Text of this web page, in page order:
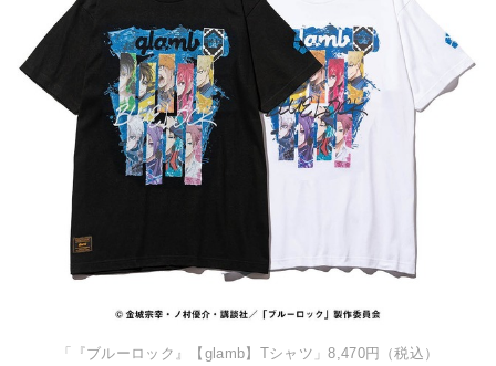
「『ブルーロック』【glamb】Tシャツ」8,470円（税込）